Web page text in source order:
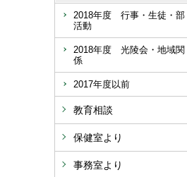
2018年度 行事・生徒・部
活動
2018年度 光陵会・地域関
係
2017年度以前
教育相談
保健室より
事務室より